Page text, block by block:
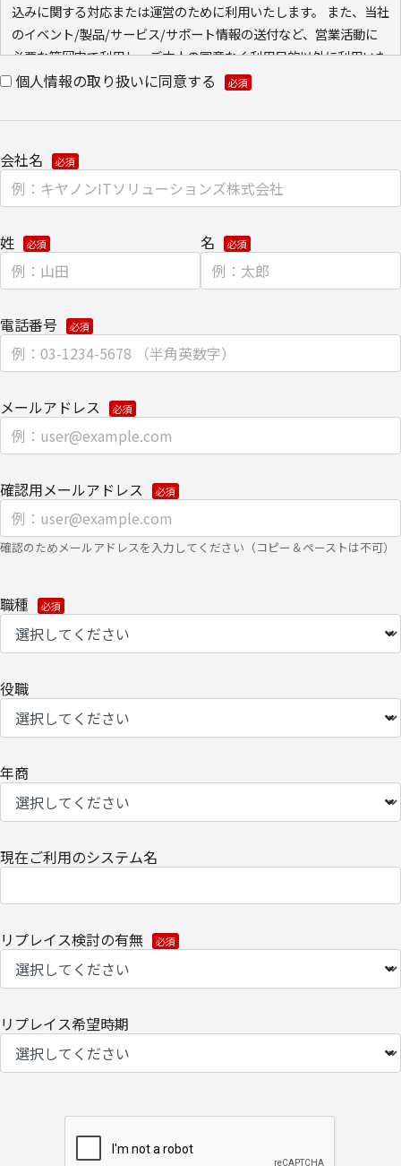
込みに関する対応または運営のために利用いたします。 また、当社
のイベント/製品/サービス/サポート情報の送付など、営業活動に
必要な範囲内で利用し、ご本人の同意なく利用目的以外に利用いた
しません。
Cookie（クッキー）を紐づけて、ウェブアクセス履歴を取得する
ンク先ページ、および当社と当社のグループ会社が運営・開設する
ウェブページ内に限られます。アクセス履歴は、市場分析、およ
び、これに基づく販売促進活動のために利用します。
・ウェブサイトにおける、お客さまアクセス情報の取り扱いについ
て。
クッキー（cookie）とウェブビーコンの使用によるアクセス情報の
【第三者提供に関して】
当社はご提供いただきました個人情報を安全に管理し、以下の場合
・法令に基づく場合
・上記利用目的を実施するために、適切な機密保持契約を締結した
業務委託先へ委託する必要がある場合
・上記利用目的の範囲内で利用するために、ご提供いただいた個人
情報の全ての項目について、当社のグループ会社およびパートナー
企業に、書面もしくは電子媒体で提供する場合
個人情報を提供する場合は、安全を考慮した、電子的な伝送または
紙面による搬送もしくは手渡しにて提供いたします。
なお、各種お問い合わせ・お申込みに関する対応への適切な回答処
せていただく場合があります。
【委託先に関して】
預託する場合は、適切な機密保持契約を締結し委託先を監督しま
す。
必要な個人情報の提供をご希望されない場合、当社からの各種情
【個人情報の開示/訂正/削除に関して】
ご提供いただきました個人情報の開示/訂正/削除などを希望される
場合は、下記の[個人情報保護管理元・お問い合わせ先]にお問い合
また、お手続きの詳細については、以下をご参照ください。
SSL（Secure Sockets Layer）による個人情報の暗号化またはこれ
に準ずるセキュリティ技術を施し、安全性の確保に努めます。
個人情報の取り扱いに同意する
会社名
姓 名
電話番号
メールアドレス
確認用メールアドレス
確認のためメールアドレスを入力してください（コピー＆ペーストは不可）
職種
役職
年商
現在ご利用のシステム名
リプレイス検討の有無
リプレイス希望時期